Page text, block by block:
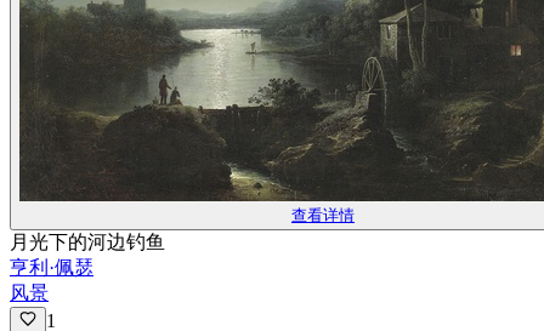
查看详情
月光下的河边钓鱼
亨利·佩瑟
风景
1